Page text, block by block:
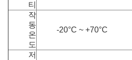
티
작
동
온
도
-20°C ~ +70°C
저